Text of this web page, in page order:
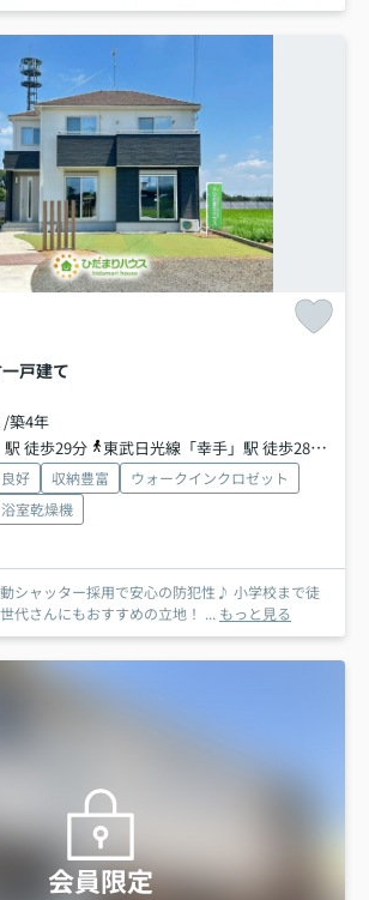
戸建て
/築4年
徒歩29分
東武日光線「幸手」駅 徒歩28分
好 収納豊富
ウォークインクロゼット
浴室乾燥機
ッター採用で安心の防犯性♪ 小学校まで徒
歩10分圏内で子育て世代さんにもおすすめの立地！ ... もっと見る
会員限定